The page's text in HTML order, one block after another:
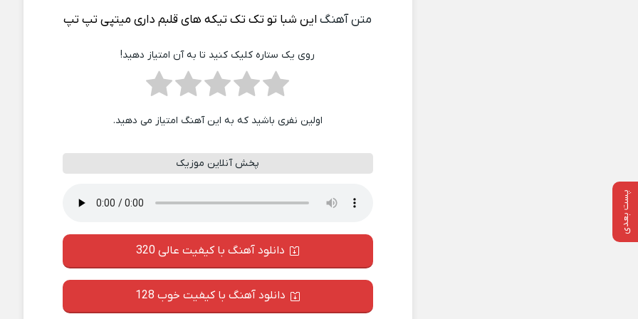
پست بعدی
متن آهنگ این شبا تو تک تک تیکه های قلبم داری میتپی تپ تپ
روی یک ستاره کلیک کنید تا به آن امتیاز دهید!
اولین نفری باشید که به این آهنگ امتیاز می دهید.
پخش آنلاین موزیک
دانلود آهنگ با کیفیت عالی 320
دانلود آهنگ با کیفیت خوب 128